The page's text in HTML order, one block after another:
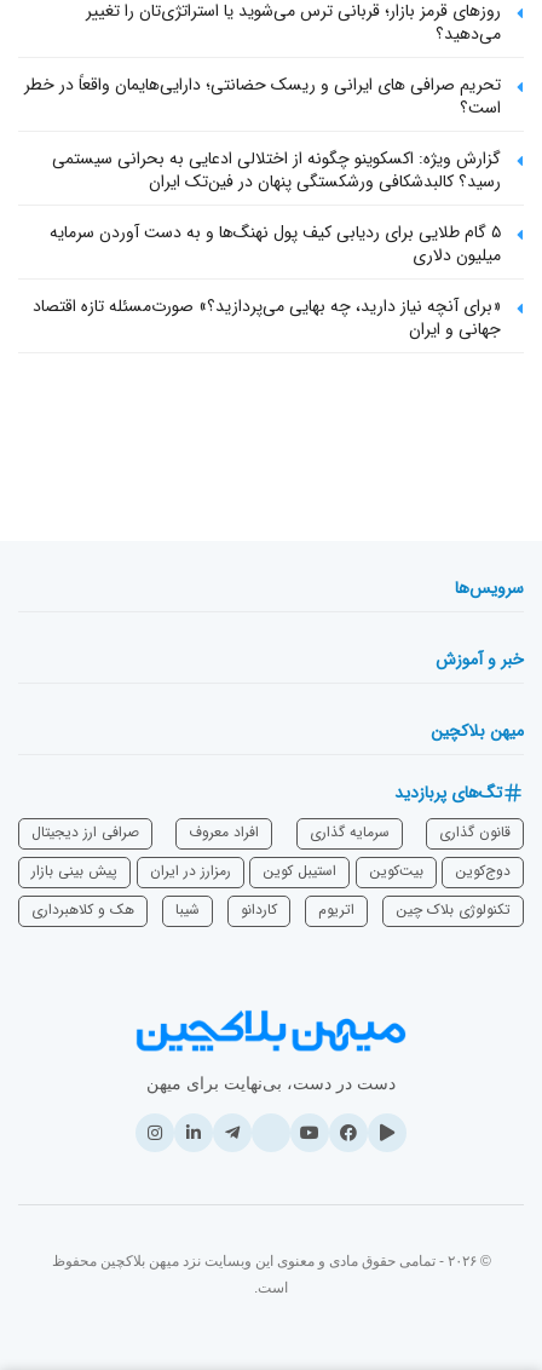
روزهای قرمز بازار؛ قربانی ترس می‌شوید یا استراتژی‌تان را تغییر
می‌دهید؟
تحریم صرافی های ایرانی و ریسک حضانتی؛ دارایی‌هایمان واقعاً در خطر
است؟
گزارش ویژه: اکسکوینو چگونه از اختلالی ادعایی به بحرانی سیستمی
رسید؟ کالبدشکافی ورشکستگی پنهان در فین‌تک ایران
۵ گام طلایی برای ردیابی کیف پول‌ نهنگ‌ها و به دست آوردن سرمایه
میلیون دلاری
«برای آنچه نیاز دارید، چه بهایی می‌پردازید؟» صورت‌مسئله تازه اقتصاد
جهانی و ایران
سرویس‌ها
خبر و آموزش
میهن بلاکچین
تگ‌های پربازدید
قانون گذاری سرمایه‌ گذاری افراد معروف
صرافی ارز دیجیتال
دوج‌کوین
بیت‌کوین استیبل کوین رمزارز در ایران
پیش بینی بازار
تکنولوژی بلاک چین
اتریوم ‌کاردانو شیبا هک و کلاهبرداری
دست در دست، بی‌نهایت برای میهن
© ۲۰۲۶ - تمامی حقوق مادی و معنوی این وبسایت نزد میهن بلاکچین محفوظ
است.